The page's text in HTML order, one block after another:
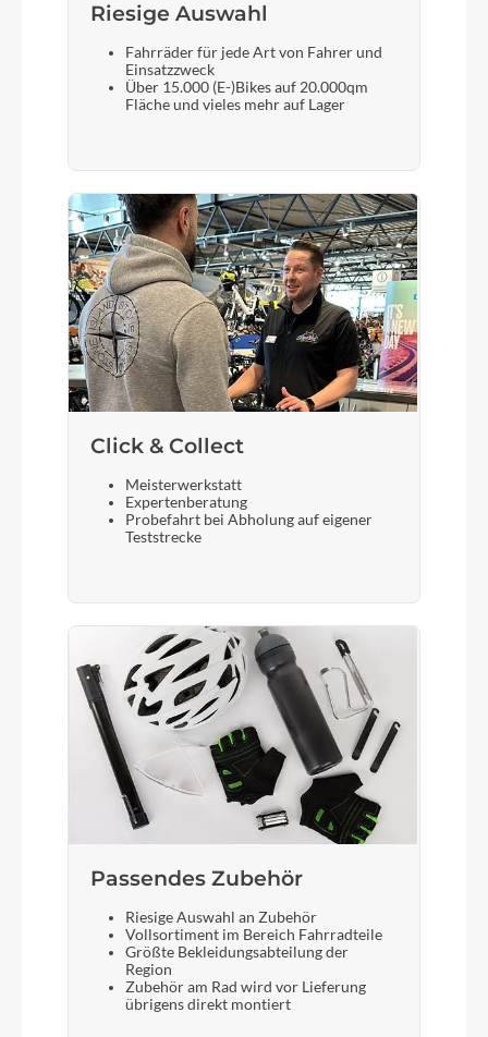
Sattel
ACID Nuance SLT Carbon
Flat Mount Disc
Sattelstütze
Litening C:68X® Aero, Comfort Flex
Riesige Auswahl
Fahrräder für jede Art von Fahrer und
Einsatzzweck
Über 15.000 (E-)Bikes auf 20.000qm
Fläche und vieles mehr auf Lager
Click & Collect
Meisterwerkstatt
Expertenberatung
Probefahrt bei Abholung auf eigener
Teststrecke
Passendes Zubehör
Riesige Auswahl an Zubehör
Vollsortiment im Bereich Fahrradteile
Größte Bekleidungsabteilung der
Region
Zubehör am Rad wird vor Lieferung
übrigens direkt montiert